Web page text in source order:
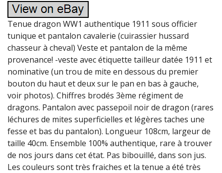
Tenue dragon WW1 authentique 1911 sous officier
tunique et pantalon cavalerie (cuirassier hussard
chasseur à cheval) Veste et pantalon de la même
provenance! -veste avec étiquette tailleur datée 1911 et
nominative (un trou de mite en dessous du premier
bouton du haut et deux sur le pan en bas à gauche,
voir photos). Chiffres brodés 3ème régiment de
dragons. Pantalon avec passepoil noir de dragon (rares
léchures de mites superficielles et légères taches une
fesse et bas du pantalon). Longueur 108cm, largeur de
taille 40cm. Ensemble 100% authentique, rare à trouver
de nos jours dans cet état. Pas bibouillé, dans son jus.
Les couleurs sont très fraiches et la tenue a été très